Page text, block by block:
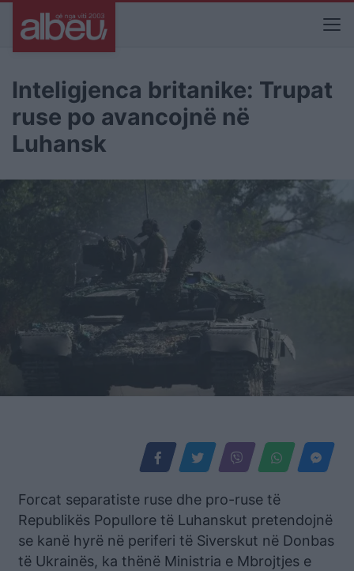
Inteligjenca britanike: Trupat
ruse po avancojnë në
Luhansk
Forcat separatiste ruse dhe pro-ruse të
Republikës Popullore të Luhanskut pretendojnë
se kanë hyrë në periferi të Siverskut në Donbas
të Ukrainës, ka thënë Ministria e Mbrojtjes e